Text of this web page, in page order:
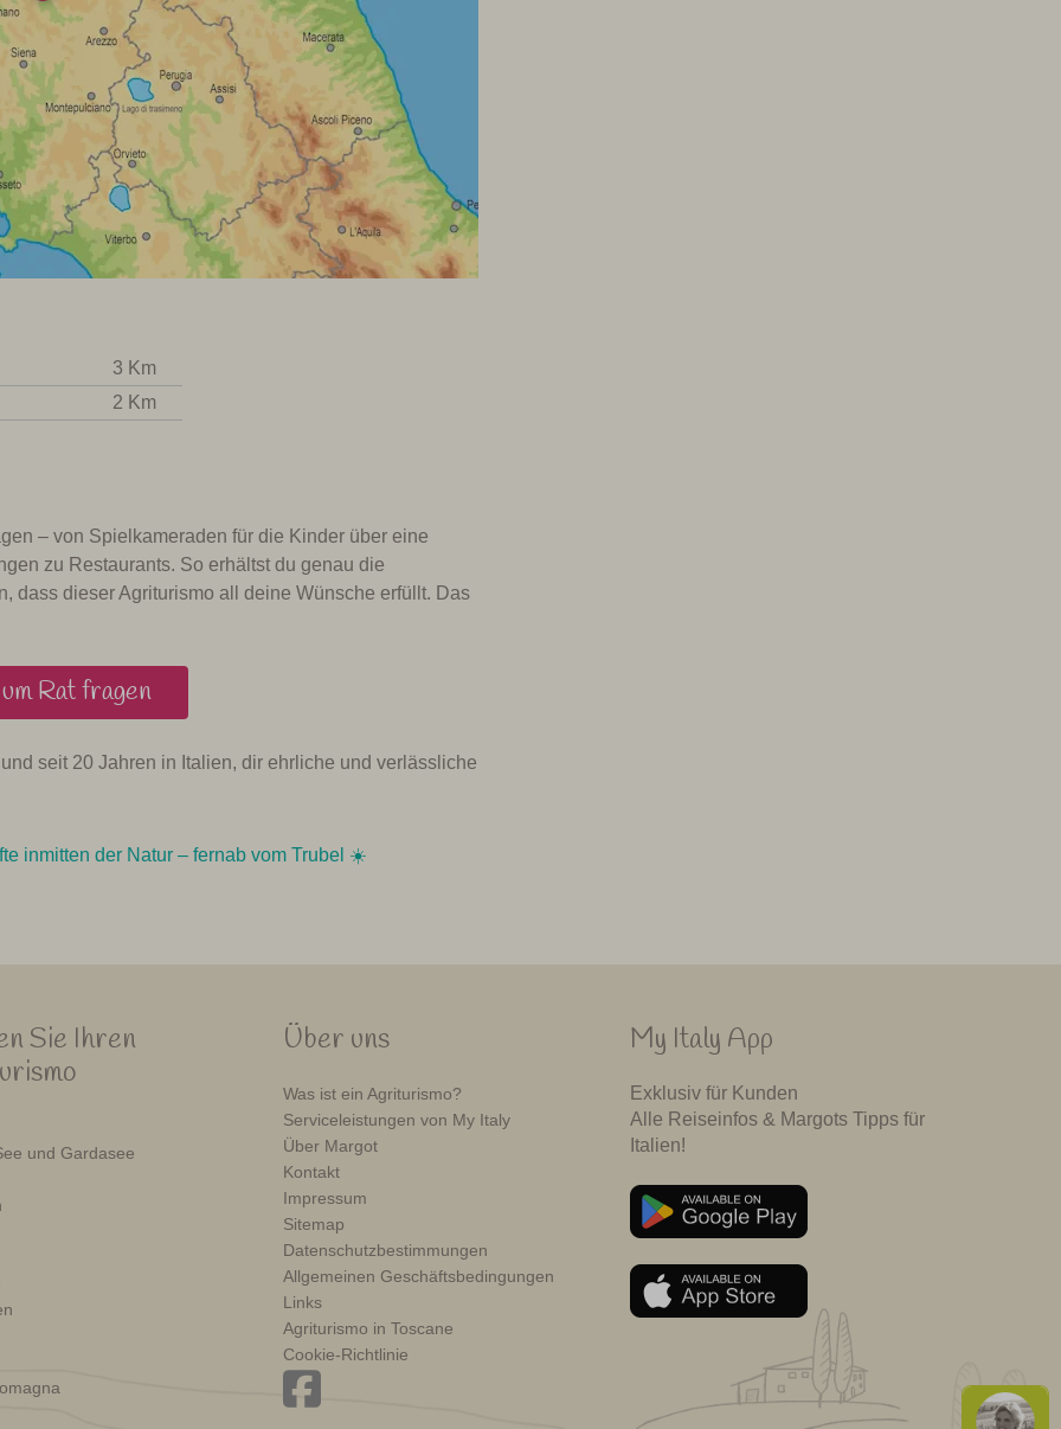
3 Km
2 Km
– von Spielkameraden für die Kinder über eine
zu Restaurants. So erhältst du genau die
dass dieser Agriturismo all deine Wünsche erfüllt. Das
Rat fragen
seit 20 Jahren in Italien, dir ehrliche und verlässliche
inmitten der Natur – fernab vom Trubel ☀️️️
Sie Ihren
und Gardasee
Über uns
Was ist ein Agriturismo?
Serviceleistungen von My Italy
Über Margot
Kontakt
Impressum
Sitemap
Datenschutzbestimmungen
Allgemeinen Geschäftsbedingungen
Links
Agriturismo in Toscane
Cookie-Richtlinie
My Italy App
Exklusiv für Kunden
Alle Reiseinfos & Margots Tipps für
Italien!